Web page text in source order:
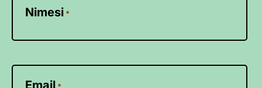
Nimesi *
Email